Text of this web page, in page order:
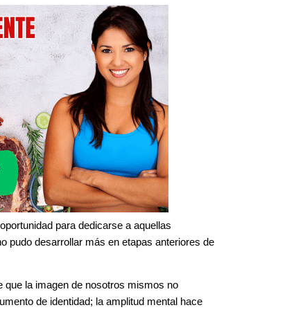
para dedicarse a aquellas
pudo desarrollar más en etapas anteriores de
que la imagen de nosotros mismos no
de identidad; la amplitud mental hace